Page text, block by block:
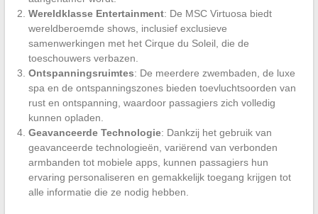
Wereldklasse Entertainment: De MSC Virtuosa biedt
wereldberoemde shows, inclusief exclusieve
samenwerkingen met het Cirque du Soleil, die de
toeschouwers verbazen.
Ontspanningsruimtes: De meerdere zwembaden, de luxe
spa en de ontspanningszones bieden toevluchtsoorden van
rust en ontspanning, waardoor passagiers zich volledig
kunnen opladen.
Geavanceerde Technologie: Dankzij het gebruik van
geavanceerde technologieën, variërend van verbonden
armbanden tot mobiele apps, kunnen passagiers hun
ervaring personaliseren en gemakkelijk toegang krijgen tot
alle informatie die ze nodig hebben.